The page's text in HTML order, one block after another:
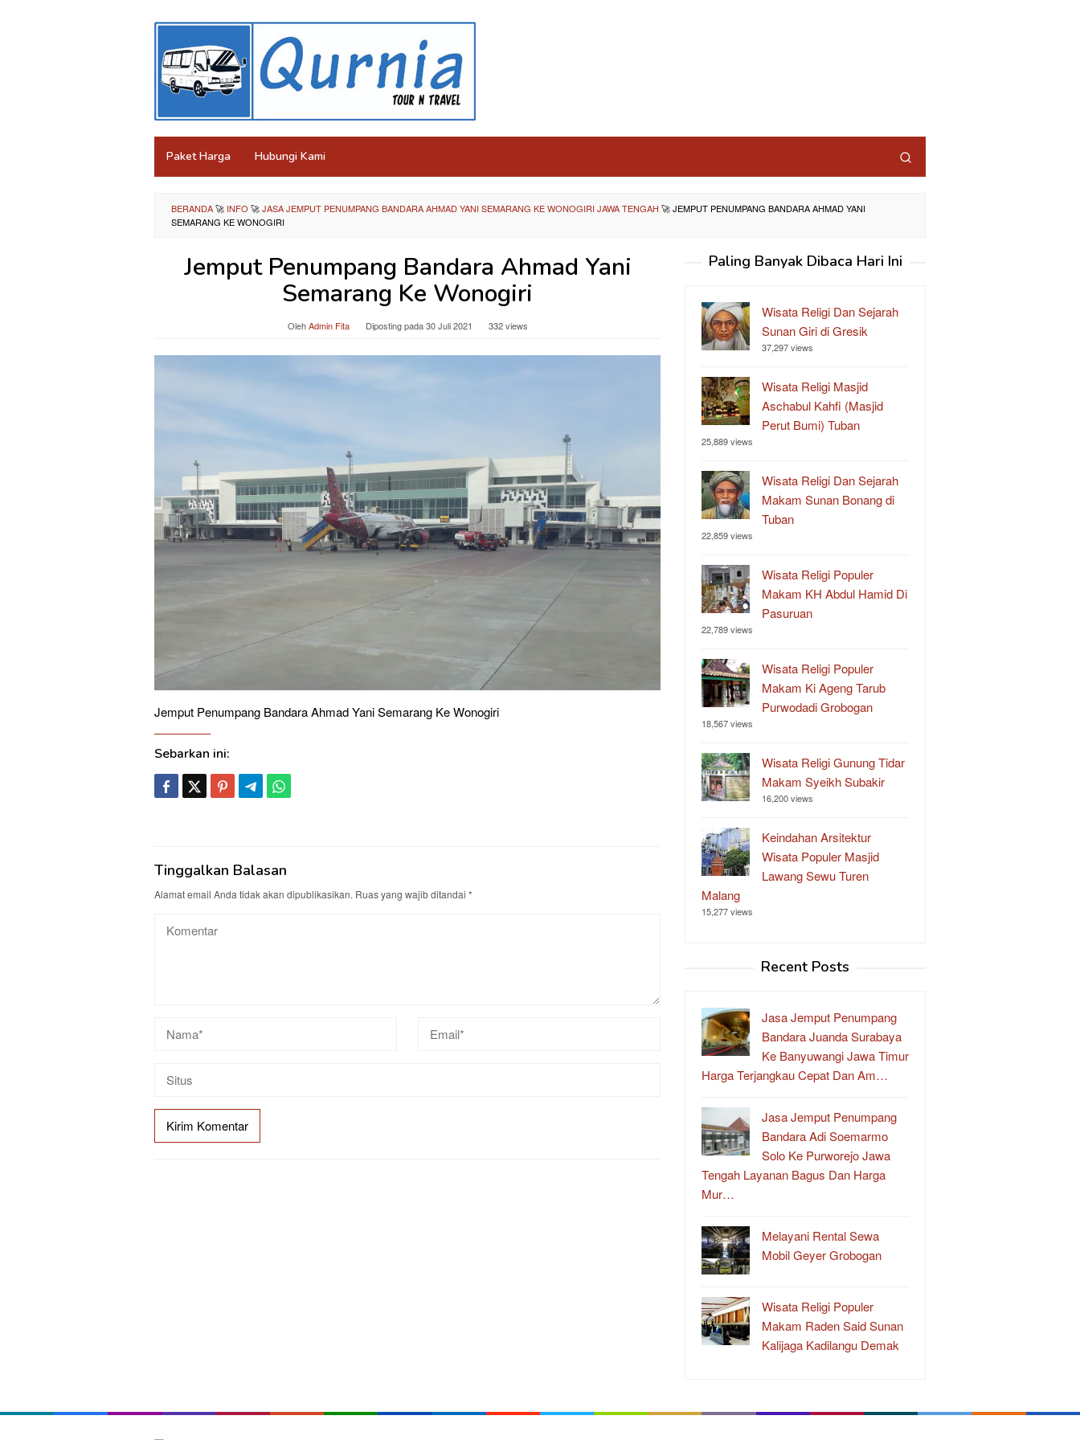
Paket Harga Hubungi Kami
BERANDA🚀 INFO 🚀JASA JEMPUT PENUMPANG BANDARA AHMAD YANI SEMARANG KE WONOGIRI JAWA TENGAH 🚀JEMPUT PENUMPANG BANDARA AHMAD YANI
SEMARANG KE WONOGIRI
Jemput Penumpang Bandara Ahmad Yani
Semarang Ke Wonogiri
OlehAdmin Fita Diposting pada30 Juli 2021 332 views
Jemput Penumpang Bandara Ahmad Yani Semarang Ke Wonogiri
Sebarkan ini:
Tinggalkan Balasan
Alamat email Anda tidak akan dipublikasikan. Ruas yang wajib ditandai *
Paling Banyak Dibaca Hari Ini
Wisata Religi Dan Sejarah
Sunan Giri di Gresik
37,297 views
Wisata Religi Masjid
Aschabul Kahfi (Masjid
Perut Bumi) Tuban
25,889 views
Wisata Religi Dan Sejarah
Makam Sunan Bonang di
Tuban
22,859 views
Wisata Religi Populer
Makam KH Abdul Hamid Di
Pasuruan
22,789 views
Wisata Religi Populer
Makam Ki Ageng Tarub
Purwodadi Grobogan
18,567 views
Wisata Religi Gunung Tidar
Makam Syeikh Subakir
16,200 views
Keindahan Arsitektur
Wisata Populer Masjid
Lawang Sewu Turen
Malang
15,277 views
Recent Posts
Jasa Jemput Penumpang
Bandara Juanda Surabaya
Ke Banyuwangi Jawa Timur
Harga Terjangkau Cepat Dan Am…
Jasa Jemput Penumpang
Bandara Adi Soemarmo
Solo Ke Purworejo Jawa
Tengah Layanan Bagus Dan Harga
Mur…
Melayani Rental Sewa
Mobil Geyer Grobogan
Wisata Religi Populer
Makam Raden Said Sunan
Kalijaga Kadilangu Demak